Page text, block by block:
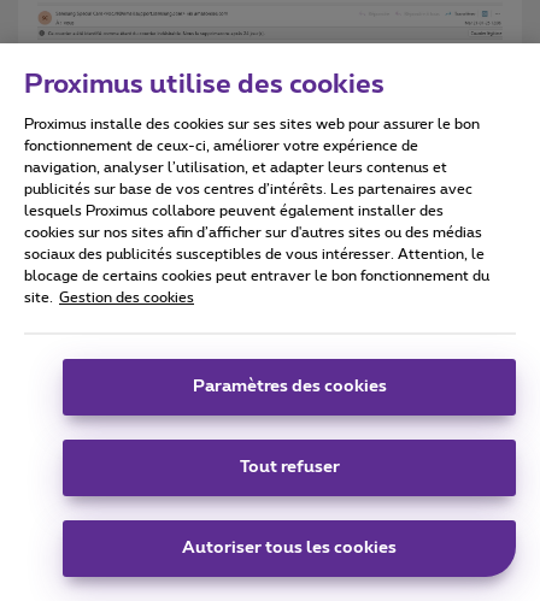
@PeetersMP,
Pouvez-vous me confirmer si tout est bien ordre de votre
avez-vous bien reçu la nouvelle? Merci d’avance et bonne
Proximus utilise des cookies
Proximus installe des cookies sur ses sites web pour assurer le bon
fonctionnement de ceux-ci, améliorer votre expérience de
navigation, analyser l’utilisation, et adapter leurs contenus et
publicités sur base de vos centres d’intérêts. Les partenaires avec
lesquels Proximus collabore peuvent également installer des
cookies sur nos sites afin d’afficher sur d'autres sites ou des médias
sociaux des publicités susceptibles de vous intéresser. Attention, le
blocage de certains cookies peut entraver le bon fonctionnement du
site.
Gestion des cookies
Paramètres des cookies
Tout refuser
Autoriser tous les cookies